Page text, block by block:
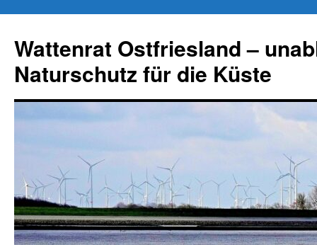
springen
Wattenrat Ostfriesland –
Naturschutz für die Küste